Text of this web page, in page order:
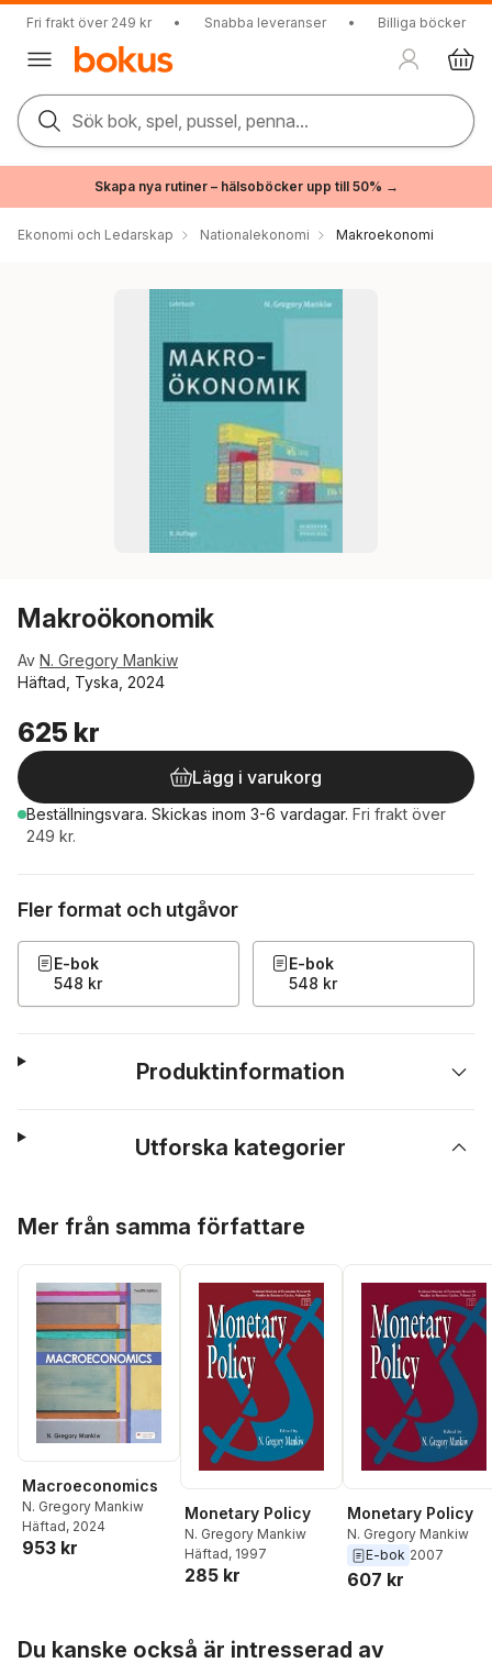
Fri frakt över 249 kr • Snabba leveranser • Billiga böcker
Sök bok, spel, pussel, penna...
Skapa nya rutiner – hälsoböcker upp till 50% →
Ekonomi och Ledarskap Nationalekonomi Makroekonomi
Makroökonomik
Av N. Gregory Mankiw
Häftad, Tyska, 2024
625 kr
Lägg i varukorg
Beställningsvara. Skickas inom 3-6 vardagar. Fri frakt över
249 kr.
Fler format och utgåvor
E-bok
548 kr
E-bok
548 kr
Produktinformation
Utforska kategorier
Mer från samma författare
Macroeconomics
N. Gregory Mankiw
Häftad, 2024
953 kr
Monetary Policy
N. Gregory Mankiw
Häftad, 1997
285 kr
Monetary Policy
N. Gregory Mankiw
E-bok 2007
607 kr
Du kanske också är intresserad av